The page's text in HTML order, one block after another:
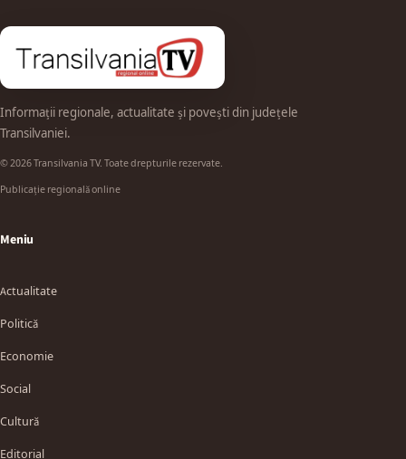
Informații regionale, actualitate și povești din județele
Transilvaniei.
© 2026 Transilvania TV. Toate drepturile rezervate.
Publicație regională online
Meniu
Actualitate
Politică
Economie
Social
Cultură
Editorial